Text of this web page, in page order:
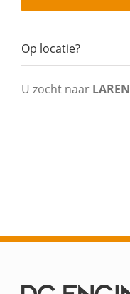
Op locatie?
U zocht naar LAREN